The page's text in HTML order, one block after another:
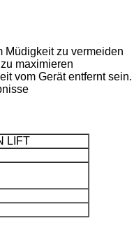
Müdigkeit zu vermeiden
maximieren
vom Gerät entfernt sein.
LIFT